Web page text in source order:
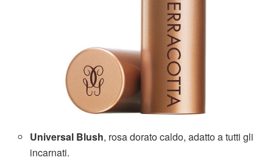
Universal Blush, rosa dorato caldo, adatto a tutti gli
incarnati.